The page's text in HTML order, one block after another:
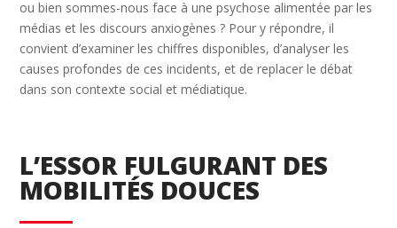
ou bien sommes-nous face à une psychose alimentée par les
médias et les discours anxiogènes ? Pour y répondre, il
convient d’examiner les chiffres disponibles, d’analyser les
causes profondes de ces incidents, et de replacer le débat
dans son contexte social et médiatique.
L’ESSOR FULGURANT DES
MOBILITÉS DOUCES